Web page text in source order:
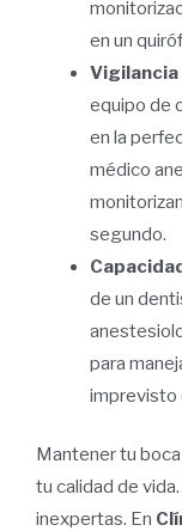
en un
equipo de
en la
médico
segundo.
de un
para
imprevisto
Mantener tu
tu calidad de
inexpertas. En